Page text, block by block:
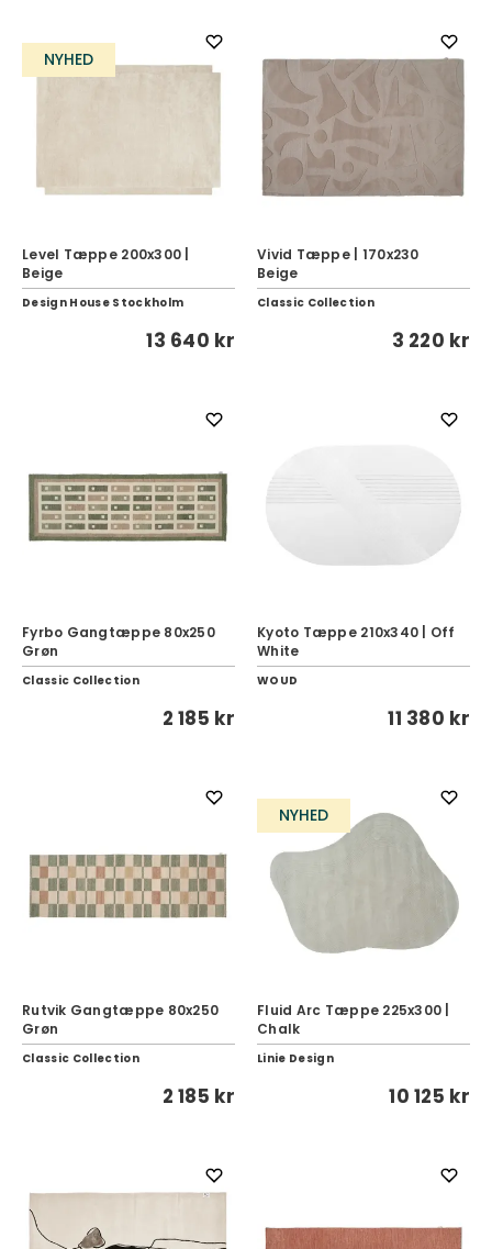
NYHED
Level Tæppe 200x300 |
Beige
Design House Stockholm
13 640 kr
Vivid Tæppe | 170x230
Beige
Classic Collection
3 220 kr
Fyrbo Gangtæppe 80x250
Grøn
Classic Collection
2 185 kr
Kyoto Tæppe 210x340 | Off
White
WOUD
11 380 kr
Rutvik Gangtæppe 80x250
Grøn
Classic Collection
2 185 kr
NYHED
Fluid Arc Tæppe 225x300 |
Chalk
Linie Design
10 125 kr